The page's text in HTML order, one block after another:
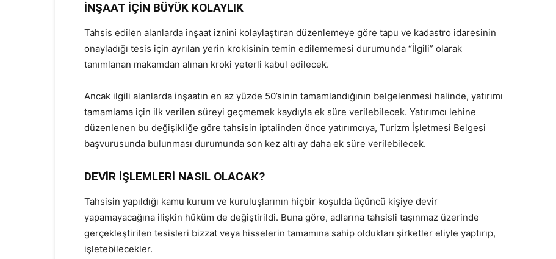
İNŞAAT İÇİN BÜYÜK KOLAYLIK
Tahsis edilen alanlarda inşaat iznini kolaylaştıran düzenlemeye göre tapu ve kadastro idaresinin
onayladığı tesis için ayrılan yerin krokisinin temin edilememesi durumunda “İlgili” olarak
tanımlanan makamdan alınan kroki yeterli kabul edilecek.
Ancak ilgili alanlarda inşaatın en az yüzde 50’sinin tamamlandığının belgelenmesi halinde, yatırımı
tamamlama için ilk verilen süreyi geçmemek kaydıyla ek süre verilebilecek. Yatırımcı lehine
düzenlenen bu değişikliğe göre tahsisin iptalinden önce yatırımcıya, Turizm İşletmesi Belgesi
başvurusunda bulunması durumunda son kez altı ay daha ek süre verilebilecek.
DEVİR İŞLEMLERİ NASIL OLACAK?
Tahsisin yapıldığı kamu kurum ve kuruluşlarının hiçbir koşulda üçüncü kişiye devir
yapamayacağına ilişkin hüküm de değiştirildi. Buna göre, adlarına tahsisli taşınmaz üzerinde
gerçekleştirilen tesisleri bizzat veya hisselerin tamamına sahip oldukları şirketler eliyle yaptırıp,
işletebilecekler.